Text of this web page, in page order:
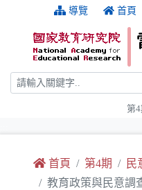
跳到主要內容 導覽 首頁
搜尋
第
首頁 第4期
民
教育政策與民意調